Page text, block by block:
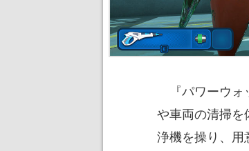
『パワーウォ
や車両の清掃
浄機を操り、